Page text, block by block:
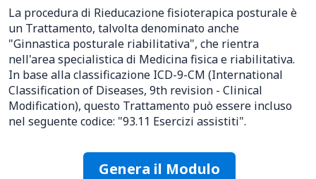
La procedura di Rieducazione fisioterapica posturale è
un Trattamento, talvolta denominato anche
"Ginnastica posturale riabilitativa", che rientra
nell'area specialistica di Medicina fisica e riabilitativa.
In base alla classificazione ICD-9-CM (International
Classification of Diseases, 9th revision - Clinical
Modification), questo Trattamento può essere incluso
nel seguente codice: "93.11 Esercizi assistiti".
Genera il Modulo